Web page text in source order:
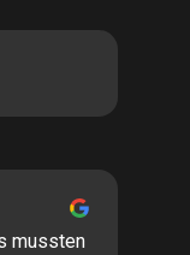
mussten